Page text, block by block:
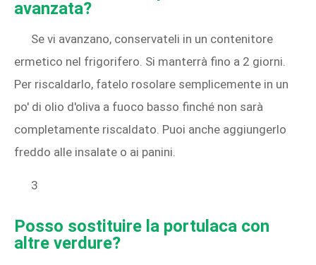
avanzata?
Se vi avanzano, conservateli in un contenitore
ermetico nel frigorifero. Si manterrà fino a 2 giorni.
Per riscaldarlo, fatelo rosolare semplicemente in un
po' di olio d'oliva a fuoco basso finché non sarà
completamente riscaldato. Puoi anche aggiungerlo
freddo alle insalate o ai panini.
3
Posso sostituire la portulaca con
altre verdure?